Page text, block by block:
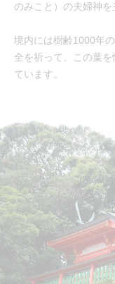
のみこと）の夫婦神を
境内には樹齢1000年
全を祈って、この葉
ています。